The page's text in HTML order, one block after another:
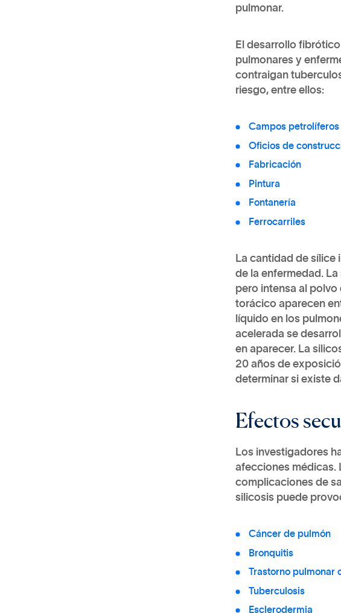
pulmonar.
El desarrollo
pulmonares y
contraigan
riesgo, entre ellos:
Campos
Oficios de
Fabricación
Pintura
Fontanería
Ferrocarriles
La cantidad de sílice
de la enfermedad.
pero intensa al
torácico aparecen
líquido en los
acelerada se
en aparecer. La
20 años de
determinar si existe
Efectos
Los investigadores
afecciones médicas.
complicaciones de
silicosis puede
Cáncer de pulmón
Bronquitis
Trastorno pulmonar
Tuberculosis
Esclerodermia